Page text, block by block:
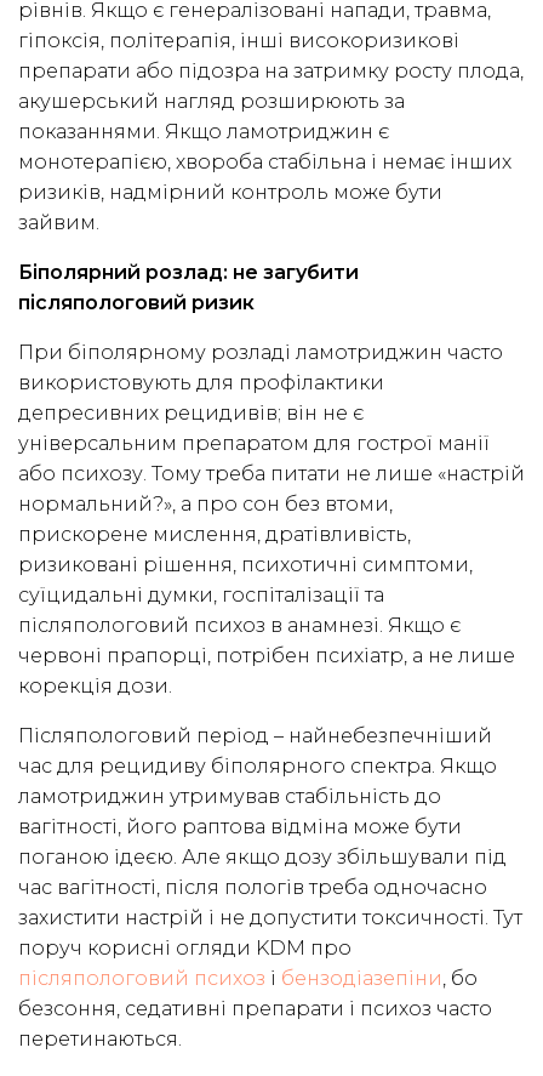
рівнів. Якщо є генералізовані напади, травма,
гіпоксія, політерапія, інші високоризикові
препарати або підозра на затримку росту плода,
акушерський нагляд розширюють за
показаннями. Якщо ламотриджин є
монотерапією, хвороба стабільна і немає інших
ризиків, надмірний контроль може бути
зайвим.
Біполярний розлад: не загубити
післяпологовий ризик
При біполярному розладі ламотриджин часто
використовують для профілактики
депресивних рецидивів; він не є
універсальним препаратом для гострої манії
або психозу. Тому треба питати не лише «настрій
нормальний?», а про сон без втоми,
прискорене мислення, дратівливість,
ризиковані рішення, психотичні симптоми,
суїцидальні думки, госпіталізації та
післяпологовий психоз в анамнезі. Якщо є
червоні прапорці, потрібен психіатр, а не лише
корекція дози.
Післяпологовий період – найнебезпечніший
час для рецидиву біполярного спектра. Якщо
ламотриджин утримував стабільність до
вагітності, його раптова відміна може бути
поганою ідеєю. Але якщо дозу збільшували під
час вагітності, після пологів треба одночасно
захистити настрій і не допустити токсичності. Тут
поруч корисні огляди KDM про
післяпологовий психоз і бензодіазепіни, бо
безсоння, седативні препарати і психоз часто
перетинаються.